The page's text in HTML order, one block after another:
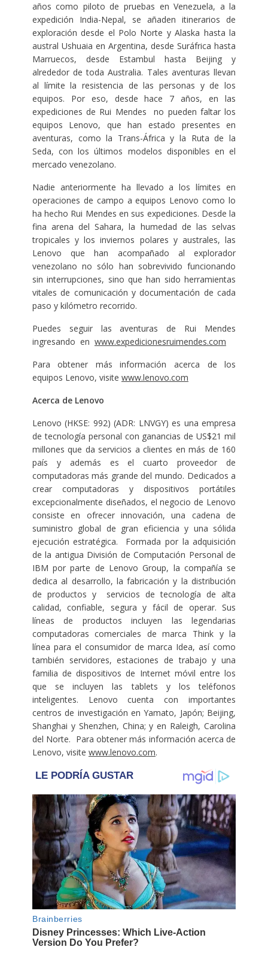
años como piloto de pruebas en Venezuela, a la
expedición India-Nepal, se añaden itinerarios de
exploración desde el Polo Norte y Alaska hasta la
austral Ushuaia en Argentina, desde Suráfrica hasta
Marruecos, desde Estambul hasta Beijing y
alrededor de toda Australia. Tales aventuras llevan
al límite la resistencia de las personas y de los
equipos. Por eso, desde hace 7 años, en las
expediciones de Rui Mendes no pueden faltar los
equipos Lenovo, que han estado presentes en
aventuras, como la Trans-África y la Ruta de la
Seda, con los últimos modelos disponibles en el
mercado venezolano.
Nadie anteriormente ha llevado a los límites en
operaciones de campo a equipos Lenovo como lo
ha hecho Rui Mendes en sus expediciones. Desde la
fina arena del Sahara, la humedad de las selvas
tropicales y los inviernos polares y australes, las
Lenovo que han acompañado al explorador
venezolano no sólo han sobrevivido funcionando
sin interrupciones, sino que han sido herramientas
vitales de comunicación y documentación de cada
paso y kilómetro recorrido.
Puedes seguir las aventuras de Rui Mendes
ingresando en www.expedicionesruimendes.com
Para obtener más información acerca de los
equipos Lenovo, visite www.lenovo.com
Acerca de Lenovo
Lenovo (HKSE: 992) (ADR: LNVGY) es una empresa
de tecnología personal con ganancias de US$21 mil
millones que da servicios a clientes en más de 160
país y además es el cuarto proveedor de
computadoras más grande del mundo. Dedicados a
crear computadoras y dispositivos portátiles
excepcionalmente diseñados, el negocio de Lenovo
consiste en ofrecer innovación, una cadena de
suministro global de gran eficiencia y una sólida
ejecución estratégica. Formada por la adquisición
de la antigua División de Computación Personal de
IBM por parte de Lenovo Group, la compañía se
dedica al desarrollo, la fabricación y la distribución
de productos y servicios de tecnología de alta
calidad, confiable, segura y fácil de operar. Sus
líneas de productos incluyen las legendarias
computadoras comerciales de marca Think y la
línea para el consumidor de marca Idea, así como
también servidores, estaciones de trabajo y una
familia de dispositivos de Internet móvil entre los
que se incluyen las tablets y los teléfonos
inteligentes. Lenovo cuenta con importantes
centros de investigación en Yamato, Japón; Beijing,
Shanghai y Shenzhen, China; y en Raleigh, Carolina
del Norte. Para obtener más información acerca de
Lenovo, visite www.lenovo.com.